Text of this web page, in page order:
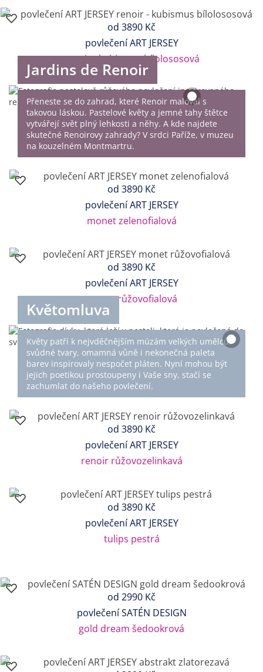
od 3890 Kč
povlečení ART JERSEY
renoir - kubismus bílolososová
Jardins de Renoir
Přeneste se do zahrad, které Renoir maloval s
takovou láskou. Pastelové květy a jemné tahy štětce
vytvářejí svět plný lehkosti a něhy. A kde najdete
skutečné Renoirovy zahrady? V srdci Paříže, v muzeu
na kouzelném Montmartru.
od 3890 Kč
povlečení ART JERSEY
monet zelenofialová
od 3890 Kč
povlečení ART JERSEY
monet růžovofialová
od 3890 Kč
povlečení ART JERSEY
renoir růžovozelinkavá
od 3890 Kč
povlečení ART JERSEY
tulips pestrá
Květomluva
Květy patří k nejvděčnějším múzám velkých umělců:
svůdné tvary, omamná vůně i nekonečná paleta
barev inspirovaly nespočet pláten. Nyní mohou být
jejich poetikou prostoupeny i Vaše sny, stačí se
zachumlat do našeho povlečení.
od 2990 Kč
povlečení SATÉN DESIGN
gold dream šedookrová